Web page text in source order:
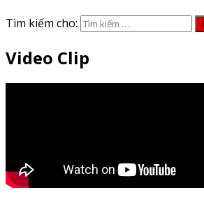
Tìm kiếm cho:
Video Clip